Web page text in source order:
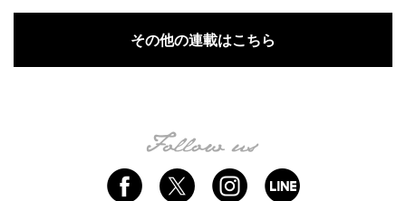
その他の連載はこちら